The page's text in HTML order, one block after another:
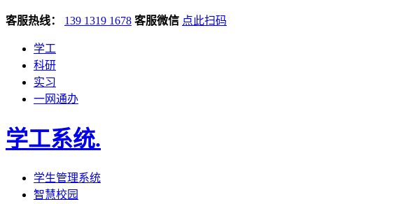
客服热线： 139 1319 1678 客服微信 点此扫码
学工
科研
实习
一网通办
学工系统.
学生管理系统
智慧校园